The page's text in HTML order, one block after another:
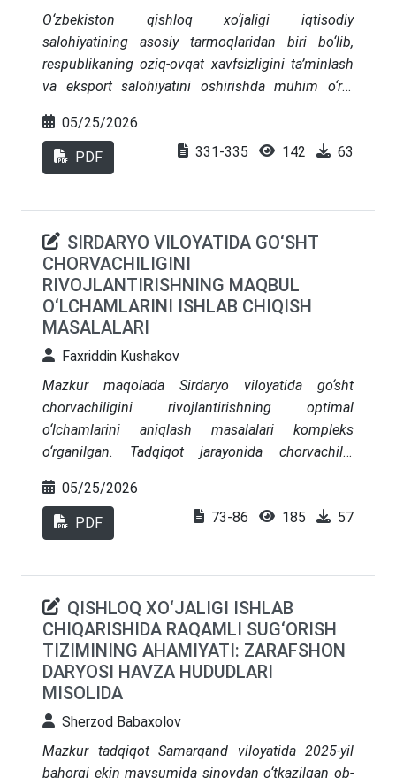
O‘zbekiston qishloq xo‘jaligi iqtisodiy
salohiyatining asosiy tarmoqlaridan biri bo‘lib,
respublikaning oziq-ovqat xavfsizligini ta’minlash
va eksport salohiyatini oshirishda muhim o‘rin
ushbu sohaning yanada rivojlanishiga to‘siq
bo‘lmoqda. Keyingi yillarda mamlakatimiz qishloq
xo‘jaligini isloh qilish, xususan, sohada davlat
mahsulotlarini yetishtiruvchi, qayta ishlovchi va
sotuvchi subyektlar o‘rtasidagi munosabatlarning
huquqiy asosini mustahkamlash, sohaga
investitsiyalarni jalb qilish, resurs tejamkor
texnologiyalarni joriy etish hamda qishloq ho‘jaligi
mahsulotlari ishlab chiqaruvchilarni zamonaviy
amalga oshirilmoqda.
05/25/2026
PDF 331-335 142 63
SIRDARYO VILOYATIDA GO‘SHT
CHORVACHILIGINI
RIVOJLANTIRISHNING MAQBUL
O‘LCHAMLARINI ISHLAB CHIQISH
MASALALARI
Faxriddin Kushakov
Mazkur maqolada Sirdaryo viloyatida go‘sht
chorvachiligini rivojlantirishning optimal
o‘lchamlarini aniqlash masalalari kompleks
o‘rganilgan. Tadqiqot jarayonida chorvachilik
foydalanish samaradorligi, yem-xashak bazasi
holati va hududiy bozor infratuzilmasi tahlil
qilingan. Shuningdek, fermer xo‘jaliklarining
xususiyatlarni inobatga olgan holda tarmoq
samaradorligini oshirishga qaratilgan ilmiy
asoslangan takliflar ishlab chiqilgan.
05/25/2026
PDF 73-86 185 57
QISHLOQ XO‘JALIGI ISHLAB
CHIQARISHIDA RAQAMLI SUG‘ORISH
TIZIMINING AHAMIYATI: ZARAFSHON
DARYOSI HAVZA HUDUDLARI
MISOLIDA
Sherzod Babaxolov
Mazkur tadqiqot Samarqand viloyatida 2025-yil
bahorgi ekin mavsumida sinovdan o‘tkazilgan ob-